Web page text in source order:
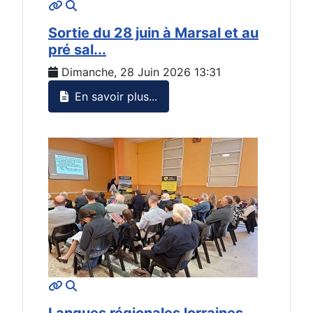
MOD_JTCS_VIEW_ARTICLE_LINK
Sortie du 28 juin à Marsal et au
pré sal...
Dimanche, 28 Juin 2026 13:31
En savoir plus...
MOD_JTCS_VIEW_ARTICLE_LINK